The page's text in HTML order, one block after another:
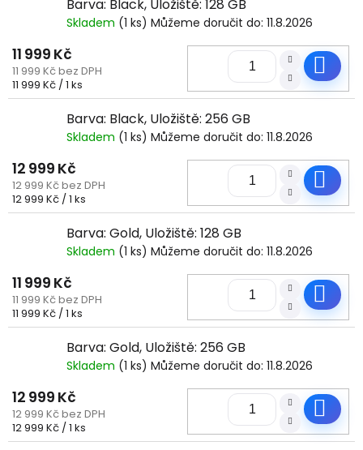
Barva: Black, Uložiště: 128 GB
Skladem (1 ks) Můžeme doručit do: 11.8.2026
11 999 Kč
11 999 Kč bez DPH
Měrná
cena:
11 999 Kč / 1 ks
Barva: Black, Uložiště: 256 GB
Skladem (1 ks) Můžeme doručit do: 11.8.2026
12 999 Kč
12 999 Kč bez DPH
Měrná
cena:
12 999 Kč / 1 ks
Barva: Gold, Uložiště: 128 GB
Skladem (1 ks) Můžeme doručit do: 11.8.2026
11 999 Kč
11 999 Kč bez DPH
Měrná
cena:
11 999 Kč / 1 ks
Barva: Gold, Uložiště: 256 GB
Skladem (1 ks) Můžeme doručit do: 11.8.2026
12 999 Kč
12 999 Kč bez DPH
Měrná
cena:
12 999 Kč / 1 ks